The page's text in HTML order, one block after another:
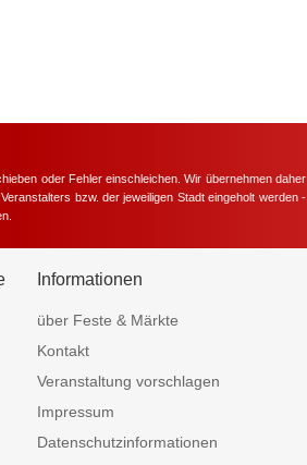
oder Fehler einschleichen. Wir übernehmen daher
bzw. der jeweiligen Stadt eingeholt werden -
Informationen
über Feste & Märkte
Kontakt
Veranstaltung vorschlagen
Impressum
Datenschutzinformationen